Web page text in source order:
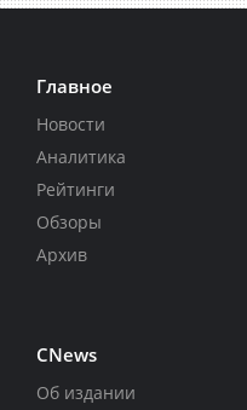
Главное
Новости
Аналитика
Рейтинги
Обзоры
Архив
CNews
Об издании